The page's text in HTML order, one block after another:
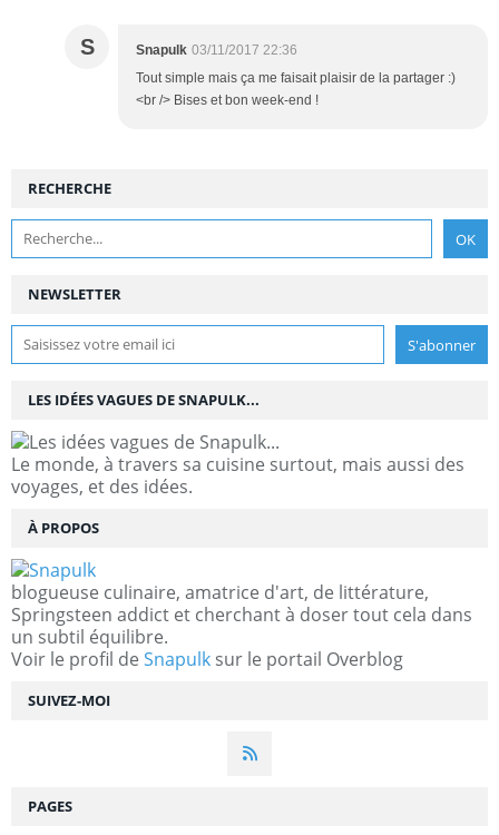
S Snapulk 03/11/2017 22:36
Tout simple mais ça me faisait plaisir de la partager :)
<br /> Bises et bon week-end !
NEWSLETTER
SUIVEZ-MOI
RECHERCHE
LES IDÉES VAGUES DE SNAPULK...
Le monde, à travers sa cuisine surtout, mais aussi des
voyages, et des idées.
À PROPOS
blogueuse culinaire, amatrice d'art, de littérature,
Springsteen addict et cherchant à doser tout cela dans
un subtil équilibre.
Voir le profil de Snapulk sur le portail Overblog
PAGES